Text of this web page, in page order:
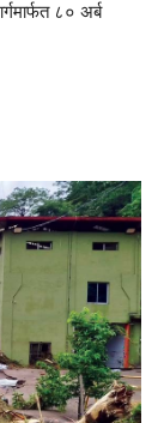
८० अर्ब